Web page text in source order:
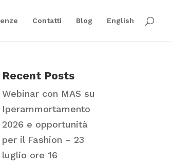
Contatti Blog English
Recent Posts
Webinar con MAS su
Iperammortamento
2026 e opportunità
per il Fashion – 23
luglio ore 16